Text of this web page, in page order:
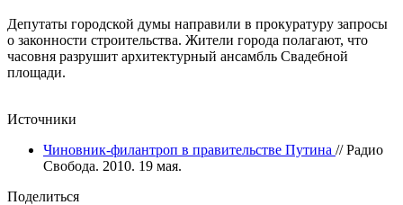
Депутаты городской думы направили в прокуратуру запросы
о законности строительства. Жители города полагают, что
часовня разрушит архитектурный ансамбль Свадебной
площади.
Источники
Чиновник-филантроп в правительстве Путина // Радио
Свобода. 2010. 19 мая.
Поделиться